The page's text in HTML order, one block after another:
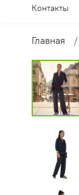
Контакты
Главная